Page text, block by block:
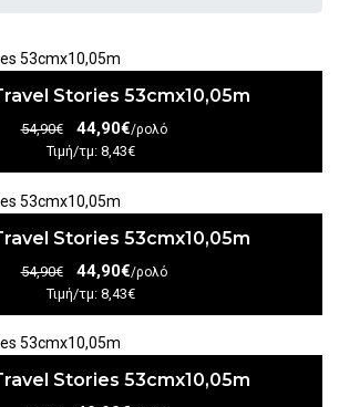
Stories 53cmx10,05m
54,90€ 44,90€/ρολό
Τιμή/τμ: 8,43€
Stories 53cmx10,05m
54,90€ 44,90€/ρολό
Τιμή/τμ: 8,43€
Stories 53cmx10,05m